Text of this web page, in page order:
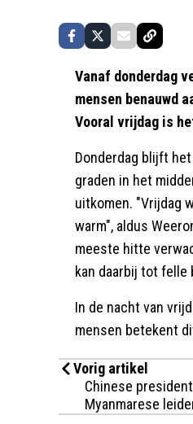
Vanaf donderdag
mensen benauwd
Vooral vrijdag is
Donderdag blijft
graden in het
uitkomen. "Vrijdag
warm", aldus
meeste hitte
kan daarbij tot felle
In de nacht van
mensen betekent
Vorig artikel
Chinese
Myanmarese